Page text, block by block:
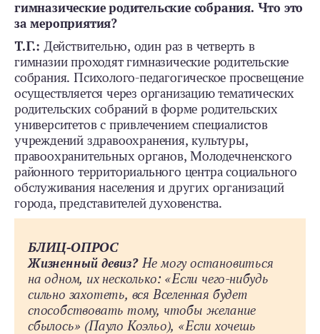
гимназические родительские собрания. Что это
за мероприятия?
Т.Г.: Действительно, один раз в четверть в
гимназии проходят гимназические родительские
собрания. Психолого-­педагогическое просвещение
осуществляется через организацию тематических
родительских собраний в форме родительских
университетов с привлечением специалистов
учреждений здравоохранения, культуры,
правоохранительных органов, Молодечненского
районного территориального центра социального
обслуживания населения и других организаций
города, представителей духовенства.
БЛИЦ-ОПРОС
Жизненный девиз? Не могу остановиться
на одном, их несколько: «Если ­чего-нибудь
сильно захотеть, вся Вселенная будет
способствовать тому, чтобы желание
сбылось» (Пауло Коэльо), «Если хочешь